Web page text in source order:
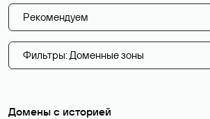
Рекомендуем
Фильтры: Доменные зоны
Домены с историей